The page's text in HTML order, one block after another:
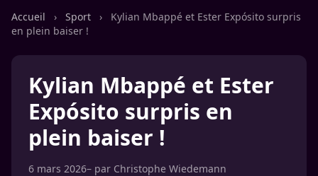
Accueil › Sport ›
Kylian Mbappé et Ester Expósito surpris
en plein baiser !
Kylian Mbappé et Ester
Expósito surpris en
plein baiser !
6 mars 2026– par Christophe Wiedemann